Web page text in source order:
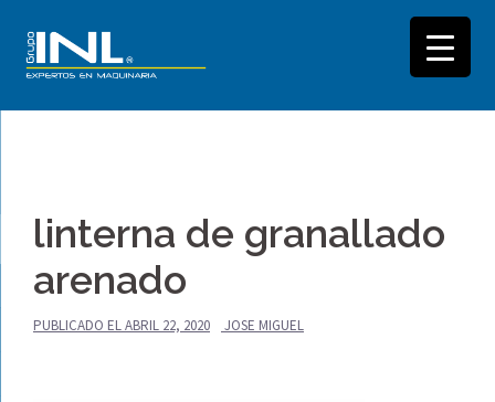
contenidolinterna de granallado
arenado
PUBLICADO ELABRIL 22, 2020 JOSE MIGUEL